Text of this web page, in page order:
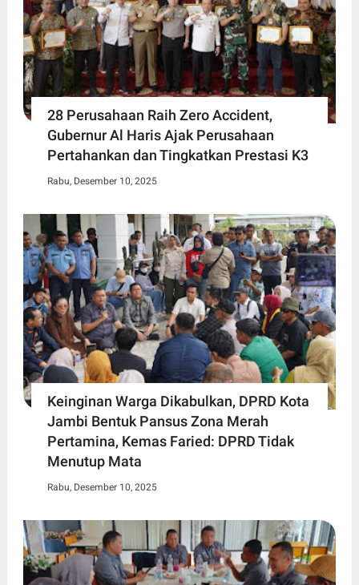
28 Perusahaan Raih Zero Accident,
Gubernur Al Haris Ajak Perusahaan
Pertahankan dan Tingkatkan Prestasi K3
Rabu, Desember 10, 2025
Keinginan Warga Dikabulkan, DPRD Kota
Jambi Bentuk Pansus Zona Merah
Pertamina, Kemas Faried: DPRD Tidak
Menutup Mata
Rabu, Desember 10, 2025